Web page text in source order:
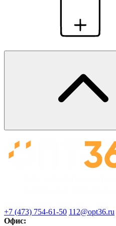
+7 (473) 754-61-50 112@opt36.ru
Офис: